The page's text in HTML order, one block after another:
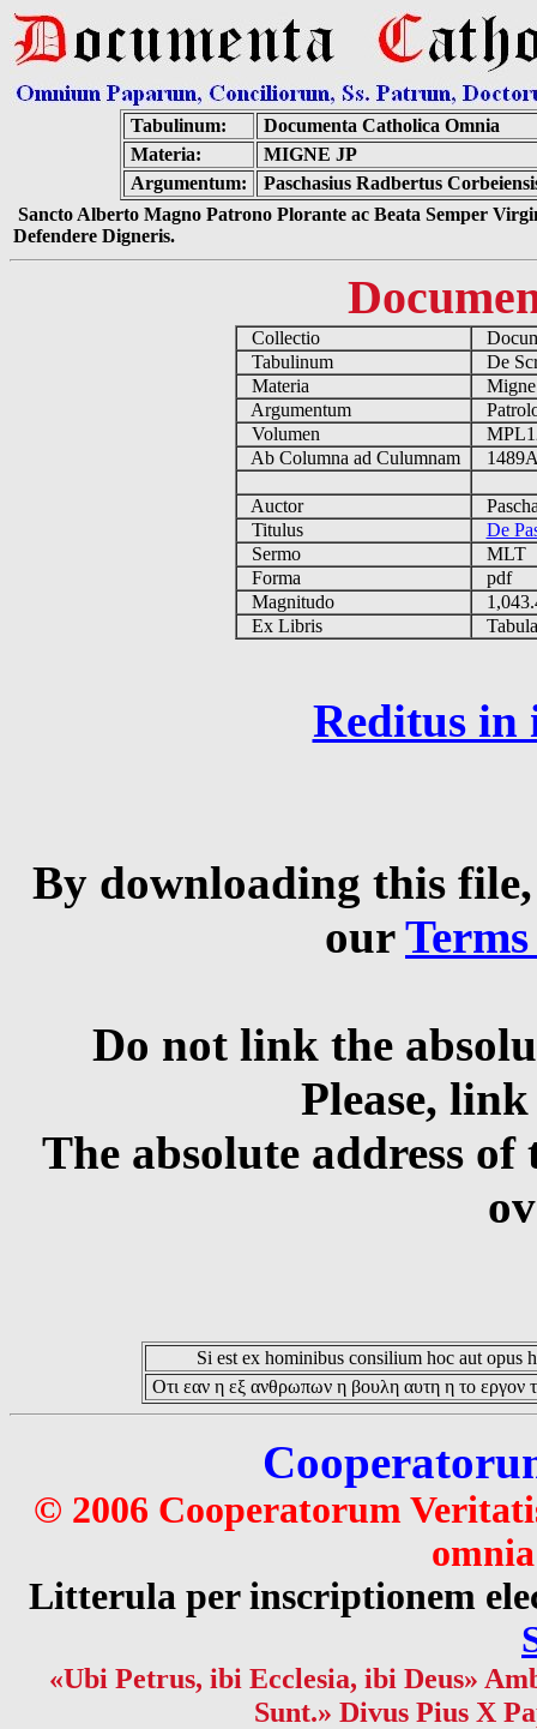
Tabulinum:
Documenta Catholica Omnia
Materia:
MIGNE JP
Argumentum:
Paschasius Radbertus
Sancto Alberto Magno Patrono Plorante ac Beata Semper
Defendere Digneris.
Collectio
Tabulinum
De
Materia
Argumentum
Volumen
Ab Columna ad Culumnam
Auctor
Titulus
De
Sermo
MLT
Forma
pdf
Magnitudo
Ex Libris
Reditus in
By downloading this
our
Do not link the
Please,
The absolute address
Si est ex hominibus consilium hoc aut opus
Οτι εαν η εξ ανθρωπων η βουλη αυτη η το εργον
© 2006 Cooperatorum
Litterula per inscriptionem
«Ubi Petrus, ibi Ecclesia, ibi Deus»
Sunt.» Divus Pius X